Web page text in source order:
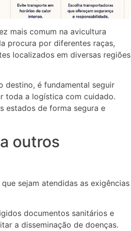
mais comum na avicultura
procura por diferentes raças,
localizados em diversas regiões
destino, é fundamental seguir
toda a logística com cuidado.
estados de forma segura e
outros
sejam atendidas as exigências
documentos sanitários e
a disseminação de doenças.